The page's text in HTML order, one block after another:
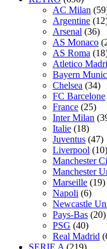
AC Milan
Argentine
Arsenal (36)
AS Monaco
AS Roma
Atletico
Bayern
Chelsea (34)
FC Barcelone
France (25)
Inter Milan
Italie (18)
Juventus (47)
Liverpool (10)
Manchester
Manchester
Marseille (19)
Napoli (6)
Newcastle
Pays-Bas (20)
PSG (40)
Real Madrid
SERIE A (219)